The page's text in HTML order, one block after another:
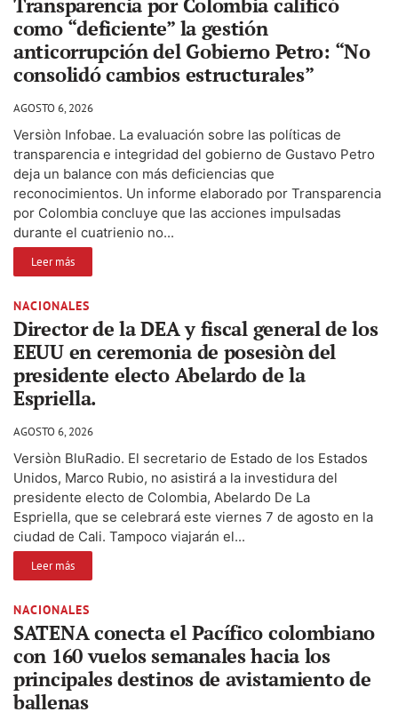
como “deficiente” la gestión
anticorrupción del Gobierno Petro: “No
consolidó cambios estructurales”
AGOSTO 6, 2026
Versiòn Infobae. La evaluación sobre las políticas de
transparencia e integridad del gobierno de Gustavo Petro
deja un balance con más deficiencias que
reconocimientos. Un informe elaborado por Transparencia
por Colombia concluye que las acciones impulsadas
durante el cuatrienio no...
Leer más
NACIONALES
Director de la DEA y fiscal general de los
EEUU en ceremonia de posesiòn del
presidente electo Abelardo de la
Espriella.
AGOSTO 6, 2026
Versiòn BluRadio. El secretario de Estado de los Estados
Unidos, Marco Rubio, no asistirá a la investidura del
presidente electo de Colombia, Abelardo De La
Espriella, que se celebrará este viernes 7 de agosto en la
ciudad de Cali. Tampoco viajarán el...
Leer más
NACIONALES
SATENA conecta el Pacífico colombiano
con 160 vuelos semanales hacia los
principales destinos de avistamiento de
ballenas